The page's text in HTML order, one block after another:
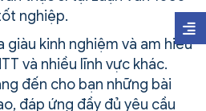
nghiệp.
giàu kinh nghiệm và am hiểu
và nhiều lĩnh vực khác.
đến cho bạn những bài
đáp ứng đầy đủ yêu cầu